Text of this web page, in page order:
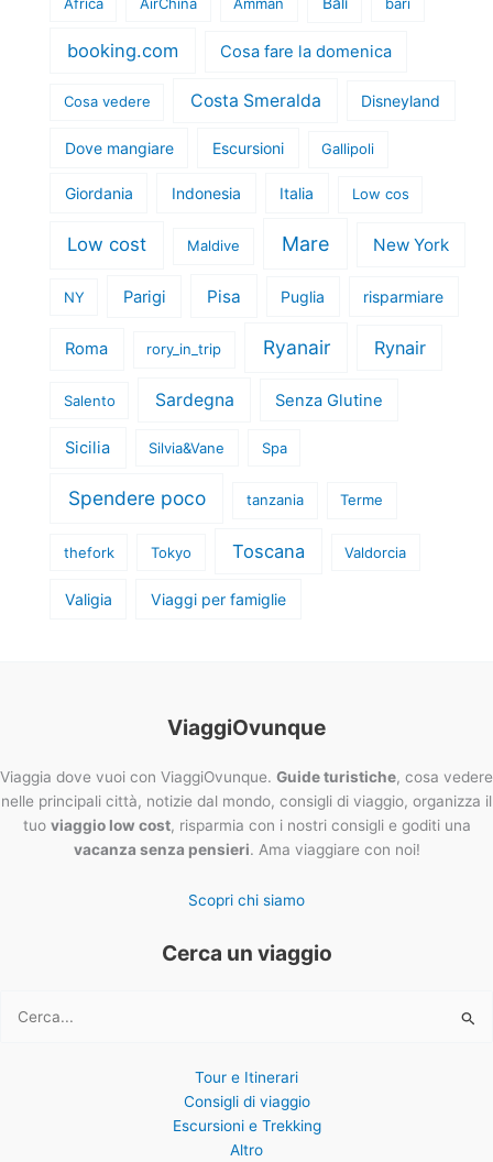
booking.com Cosa fare la domenica
Cosa vedere Costa Smeralda Disneyland
Dove mangiare Escursioni Gallipoli
Giordania Indonesia Italia Low cos
Low cost Maldive Mare New York
NY Parigi Pisa Puglia risparmiare
Roma rory_in_trip Ryanair Rynair
Salento Sardegna Senza Glutine
Sicilia Silvia&Vane Spa
Spendere poco tanzania Terme
thefork Tokyo Toscana Valdorcia
Valigia Viaggi per famiglie
ViaggiOvunque
Viaggia dove vuoi con ViaggiOvunque. Guide turistiche, cosa vedere
nelle principali città, notizie dal mondo, consigli di viaggio, organizza il
tuo viaggio low cost, risparmia con i nostri consigli e goditi una
vacanza senza pensieri. Ama viaggiare con noi!
Scopri chi siamo
Cerca un viaggio
Cerca:
Tour e Itinerari
Consigli di viaggio
Escursioni e Trekking
Altro